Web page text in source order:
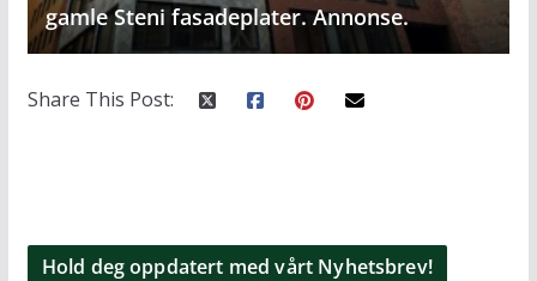
gamle Steni fasadeplater. Annonse.
Share This Post:
Hold deg oppdatert med vårt Nyhetsbrev!